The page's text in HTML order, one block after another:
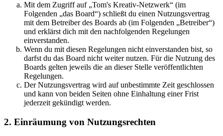
Mit dem Zugriff auf „Tom's Kreativ-Netzwerk“ (im
Folgenden „das Board“) schließt du einen Nutzungsvertrag
mit dem Betreiber des Boards ab (im Folgenden „Betreiber“)
und erklärst dich mit den nachfolgenden Regelungen
einverstanden.
Wenn du mit diesen Regelungen nicht einverstanden bist, so
darfst du das Board nicht weiter nutzen. Für die Nutzung des
Boards gelten jeweils die an dieser Stelle veröffentlichten
Regelungen.
Der Nutzungsvertrag wird auf unbestimmte Zeit geschlossen
und kann von beiden Seiten ohne Einhaltung einer Frist
jederzeit gekündigt werden.
2. Einräumung von Nutzungsrechten